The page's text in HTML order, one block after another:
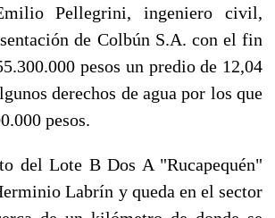
Pellegrini, ingeniero civil,
de Colbún S.A. con el fin
pesos un predio de 12,04
derechos de agua por los que
pesos.
del Lote B Dos A "Rucapequén"
Labrín y queda en el sector